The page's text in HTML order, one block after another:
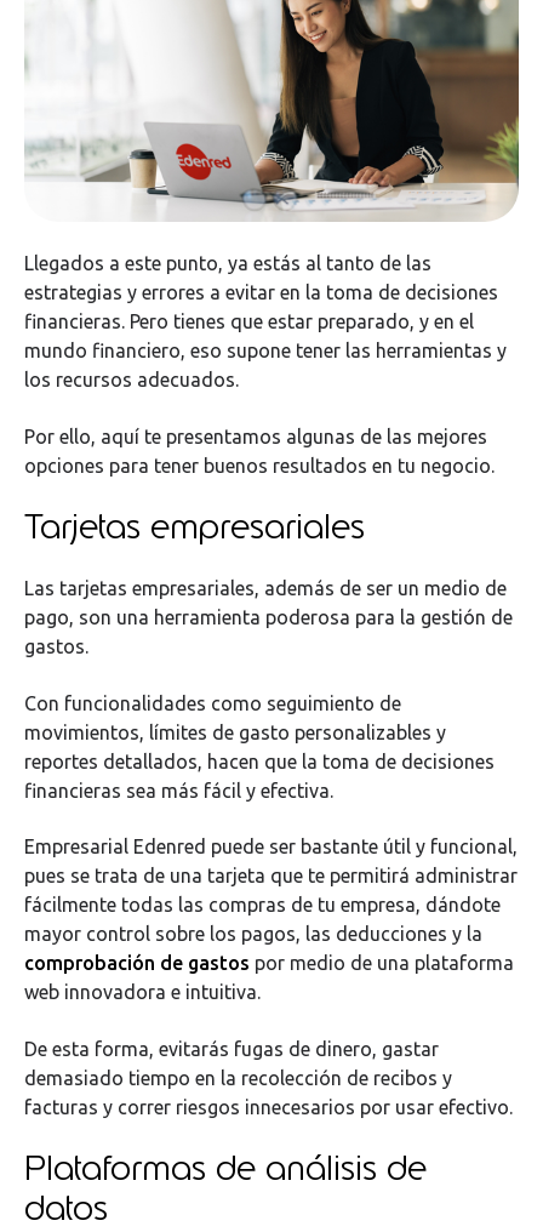
Llegados a este punto, ya estás al tanto de las
estrategias y errores a evitar en la toma de decisiones
financieras. Pero tienes que estar preparado, y en el
mundo financiero, eso supone tener las herramientas y
los recursos adecuados.
Por ello, aquí te presentamos algunas de las mejores
opciones para tener buenos resultados en tu negocio.
Tarjetas empresariales
Las tarjetas empresariales, además de ser un medio de
pago, son una herramienta poderosa para la gestión de
gastos.
Con funcionalidades como seguimiento de
movimientos, límites de gasto personalizables y
reportes detallados, hacen que la toma de decisiones
financieras sea más fácil y efectiva.
Empresarial Edenred puede ser bastante útil y funcional,
pues se trata de una tarjeta que te permitirá administrar
fácilmente todas las compras de tu empresa, dándote
mayor control sobre los pagos, las deducciones y la
comprobación de gastos por medio de una plataforma
web innovadora e intuitiva.
De esta forma, evitarás fugas de dinero, gastar
demasiado tiempo en la recolección de recibos y
facturas y correr riesgos innecesarios por usar efectivo.
Plataformas de análisis de
datos